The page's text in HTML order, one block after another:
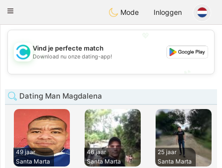
olombiaCitas
Toggle
Mode Inloggen
💖
💕
Vind je perfecte match
Download nu onze dating-app!
Dating Man Magdalena
49 jaar
Santa Marta
46 jaar
Santa Marta
25 jaar
Santa Marta